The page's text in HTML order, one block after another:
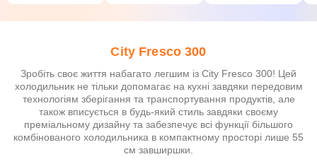
City Fresco 300
Зробіть своє життя набагато легшим із City Fresco 300! Цей
холодильник не тільки допомагає на кухні завдяки передовим
технологіям зберігання та транспортування продуктів, але
також вписується в будь-який стиль завдяки своєму
преміальному дизайну та забезпечує всі функції більшого
комбінованого холодильника в компактному просторі лише 55
см завширшки.